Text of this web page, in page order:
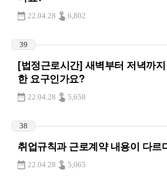
22.04.28 6,802
39
[법정근로시간] 새벽부터 저녁까
한 요구인가요?
22.04.28 5,658
38
취업규칙과 근로계약 내용이 다르
22.04.28 5,065